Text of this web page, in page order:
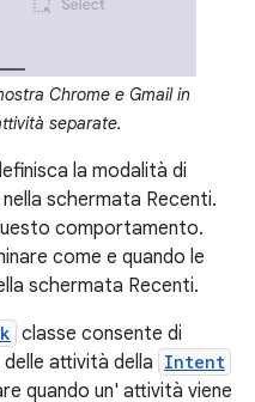
Chrome e Gmail in
separate.
la modalità di
schermata Recenti.
comportamento.
come e quando le
schermata Recenti.
classe consente di
attività della Intent
quando un' attività viene